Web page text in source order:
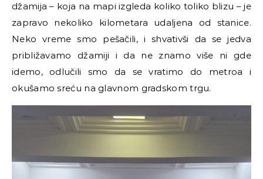
džamija – koja na mapi izgleda koliko toliko blizu – je
zapravo nekoliko kilometara udaljena od stanice.
Neko vreme smo pešačili, i shvativši da se jedva
približavamo džamiji i da ne znamo više ni gde
idemo, odlučili smo da se vratimo do metroa i
okušamo sreću na glavnom gradskom trgu.